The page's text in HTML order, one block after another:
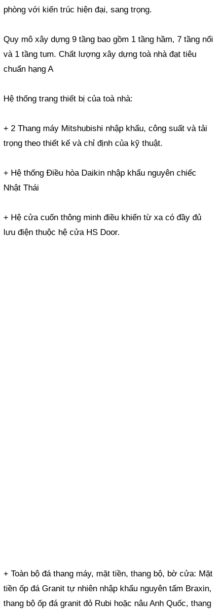
phòng với kiến trúc hiện đại, sang trọng.
Quy mô xây dựng 9 tầng bao gồm 1 tầng hầm, 7 tầng nổi
và 1 tầng tum. Chất lượng xây dựng toà nhà đạt tiêu
chuẩn hạng A
Hệ thống trang thiết bị của toà nhà:
+ 2 Thang máy Mitshubishi nhập khẩu, công suất và tải
trọng theo thiết kế và chỉ định của kỹ thuật.
+ Hệ thống Điều hòa Daikin nhập khẩu nguyên chiếc
Nhật Thái
+ Hệ cửa cuốn thông minh điều khiển từ xa có đầy đủ
lưu điện thuộc hệ cửa HS Door.
+ Toàn bộ đá thang máy, mặt tiền, thang bộ, bờ cửa: Mặt
tiền ốp đá Granit tự nhiên nhập khẩu nguyên tấm Braxin,
thang bộ ốp đá granit đỏ Rubi hoặc nâu Anh Quốc, thang